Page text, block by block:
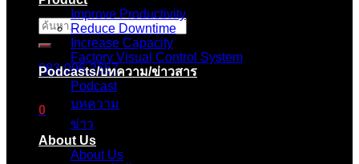
ค้นหา:
083-096-2657
0
ตะกร้าสินค้า
Improve Productivity
Reduce Downtime
Increase Capacity
Factory Visual Control System
Podcasts/บทความ/ข่าวสาร
Podcast
บทความ
ข่าว
About Us
About Us